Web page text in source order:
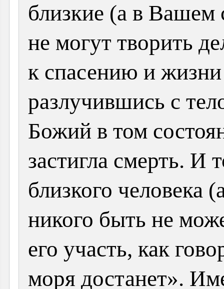
близкие (а в
не могут творить
к спасению и
разлучившись с
Божий в том
застигла смерть. И
близкого человека
никого быть не
его участь, как
моря достанет».